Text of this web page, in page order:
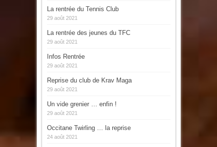
La rentrée du Tennis Club
29 août 2021
La rentrée des jeunes du TFC
29 août 2021
Infos Rentrée
29 août 2021
Reprise du club de Krav Maga
29 août 2021
Un vide grenier … enfin !
29 août 2021
Occitane Twirling … la reprise
24 août 2021